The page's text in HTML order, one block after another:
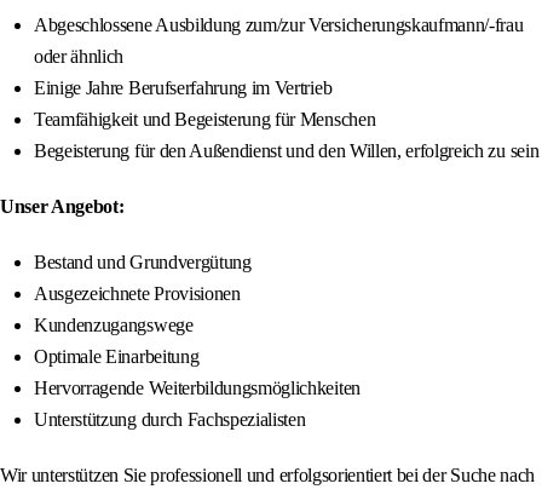
Abgeschlossene Ausbildung zum/zur Versicherungskaufmann/-frau
oder ähnlich
Einige Jahre Berufserfahrung im Vertrieb
Teamfähigkeit und Begeisterung für Menschen
Begeisterung für den Außendienst und den Willen, erfolgreich zu sein
Unser Angebot:
Bestand und Grundvergütung
Ausgezeichnete Provisionen
Kundenzugangswege
Optimale Einarbeitung
Hervorragende Weiterbildungsmöglichkeiten
Unterstützung durch Fachspezialisten
Wir unterstützen Sie professionell und erfolgsorientiert bei der Suche nach